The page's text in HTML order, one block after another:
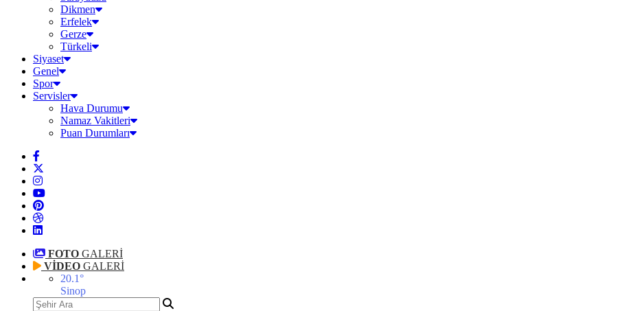
Dikmen
Erfelek
Gerze
Türkeli
Siyaset
Genel
Spor
Servisler
Hava Durumu
Namaz Vakitleri
Puan Durumları
FOTO GALERİ
VİDEO GALERİ
20.1 °
Sinop